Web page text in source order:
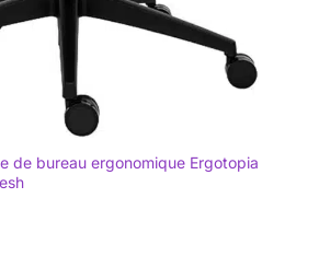
de bureau ergonomique Ergotopia